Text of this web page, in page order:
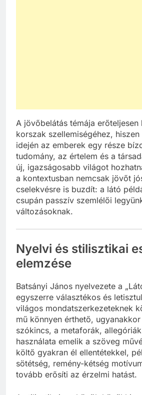
A jövőbelátás témája
korszak szellemiségéhez,
idején az emberek egy része
tudomány, az értelem és a
új, igazságosabb világot
a kontextusban nemcsak jövőt
cselekvésre is buzdít: a látó
csupán passzív szemlélői legyünk
Nyelvi és stilisztikai
elemzése
Batsányi János nyelvezete a
egyszerre választékos és
világos mondatszerkezeteknek
mű könnyen érthető,
szókincs, a metaforák, allegóriák
használata emelik a szöveg
költő gyakran él ellentétekkel,
sötétség, remény-kétség